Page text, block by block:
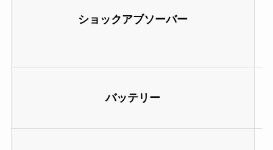
ショックアブソーバー
バッテリー